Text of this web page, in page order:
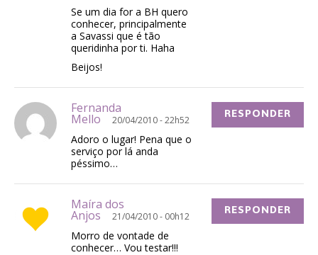
Se um dia for a BH quero
conhecer, principalmente
a Savassi que é tão
queridinha por ti. Haha
Beijos!
Fernanda
Mello 20/04/2010 - 22h52
Adoro o lugar! Pena que o
serviço por lá anda
péssimo…
RESPONDER
Maíra dos
Anjos 21/04/2010 - 00h12
Morro de vontade de
conhecer… Vou testar!!!
RESPONDER